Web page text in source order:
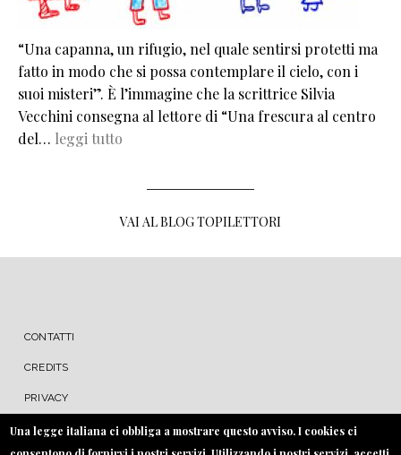
“Una capanna, un rifugio, nel quale sentirsi protetti ma
fatto in modo che si possa contemplare il cielo, con i
suoi misteri”. È l’immagine che la scrittrice Silvia
Vecchini consegna al lettore di “Una frescura al centro
del… leggi tutto
VAI AL BLOG TOPILETTORI
MENU FOOTER
CONTATTI
CREDITS
PRIVACY
COOKIE
Una legge italiana ci obbliga a mostrare questo avviso. I cookies ci